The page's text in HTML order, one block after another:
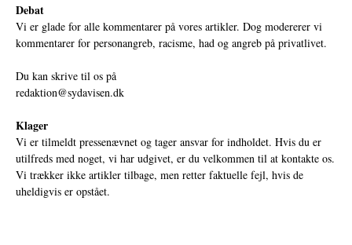
Debat
Vi er glade for alle kommentarer på vores artikler. Dog modererer vi
kommentarer for personangreb, racisme, had og angreb på privatlivet.
Du kan skrive til os på
redaktion@sydavisen.dk
Klager
Vi er tilmeldt pressenævnet og tager ansvar for indholdet. Hvis du er
utilfreds med noget, vi har udgivet, er du velkommen til at kontakte os.
Vi trækker ikke artikler tilbage, men retter faktuelle fejl, hvis de
uheldigvis er opstået.